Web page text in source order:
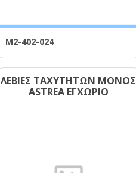
Μ2-402-024
ΛΕΒΙΕΣ ΤΑΧΥΤΗΤΩΝ ΜΟΝΟΣ
ΑSΤRΕΑ ΕΓΧΩΡΙΟ